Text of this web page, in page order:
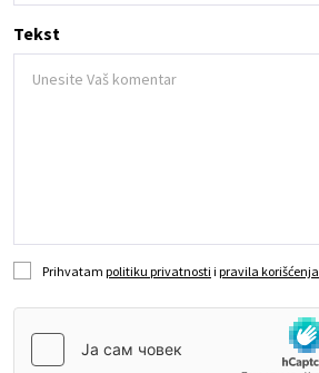
Tekst
Prihvatam politiku privatnosti i pravila korišćenja